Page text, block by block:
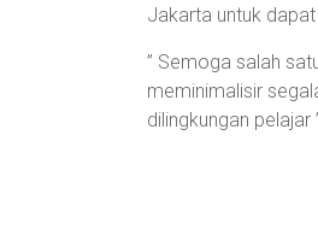
Jakarta untuk
” Semoga salah
meminimalisir
dilingkungan pelajar